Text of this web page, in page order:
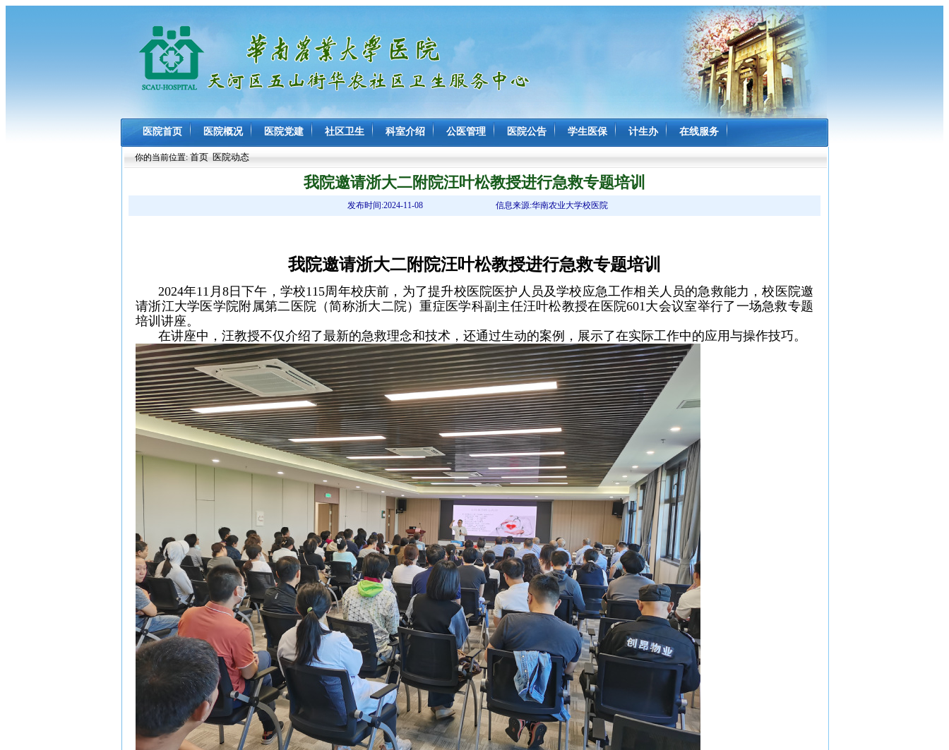
医院首页 医院概况 医院党建 社区卫生 科室介绍 公医管理 医院公告 学生医保 计生办 在线服务
你的当前位置:首页 医院动态
我院邀请浙大二附院汪叶松教授进行急救专题培训
发布时间:2024-11-08 信息来源:华南农业大学校医院
我院邀请浙大二附院汪叶松教授进行急救专题培训
2024年11月8日下午， 学校115周年校庆前，为了提升校医院医护人员及学校应急工作相关人员的急救能力 ，校医院邀
请浙江大学医学院附属第二医院（简称浙大二院）重症医学科副主任汪叶松教授在医院601大会议室举行了一场急救专题
培训讲座。
在讲座中，汪教授不仅介绍了最新的急救理念和技术，还通过生动的案例，展示了在实际工作中的应用与操作技巧。